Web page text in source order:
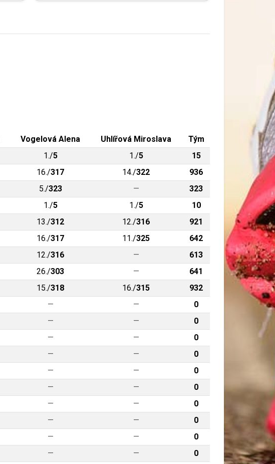
Vogelová Alena Uhlířová Miroslava
Tým
1./5 1./5
15
16./317 14./322
936
5./323 —
323
1./5 1./5
10
13./312 12./316
921
16./317 11./325
642
12./316 —
613
26./303 —
641
15./318 16./315
932
— —
0
— —
0
— —
0
— —
0
— —
0
— —
0
— —
0
— —
0
— —
0
— — 0